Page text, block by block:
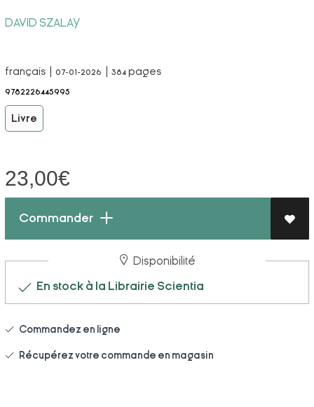
DAVID SZALAY
français | 07-01-2026 | 384 pages
9782226445995
Livre
23,00€
Commander
Disponibilité
En stock à la Librairie Scientia
Commandez en ligne
Récupérez votre commande en magasin